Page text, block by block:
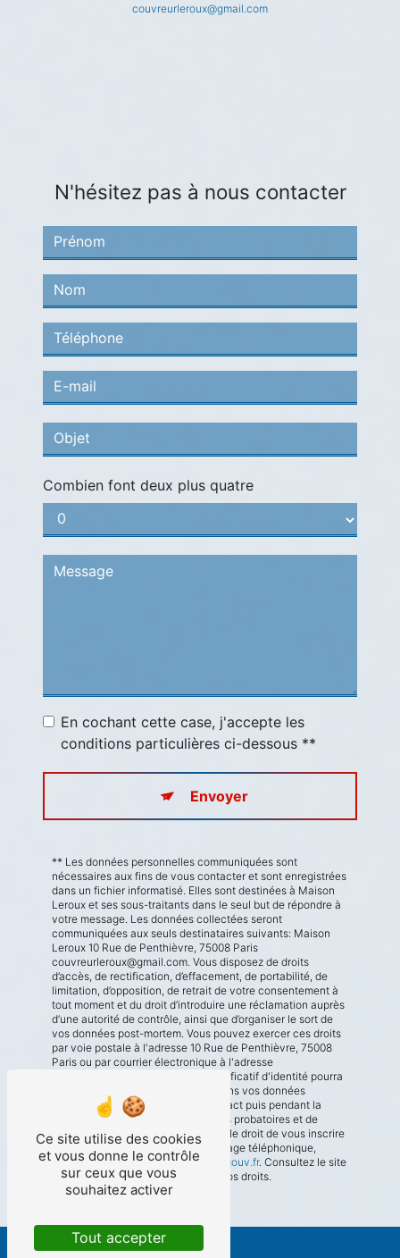
couvreurleroux@gmail.com
N'hésitez pas à nous contacter
Combien font deux plus quatre
En cochant cette case, j'accepte les
conditions particulières ci-dessous **
Envoyer
** Les données personnelles communiquées sont
nécessaires aux fins de vous contacter et sont enregistrées
dans un fichier informatisé. Elles sont destinées à Maison
Leroux et ses sous-traitants dans le seul but de répondre à
votre message. Les données collectées seront
communiquées aux seuls destinataires suivants: Maison
Leroux 10 Rue de Penthièvre, 75008 Paris
couvreurleroux@gmail.com. Vous disposez de droits
d’accès, de rectification, d’effacement, de portabilité, de
limitation, d’opposition, de retrait de votre consentement à
tout moment et du droit d’introduire une réclamation auprès
d’une autorité de contrôle, ainsi que d’organiser le sort de
vos données post-mortem. Vous pouvez exercer ces droits
par voie postale à l'adresse 10 Rue de Penthièvre, 75008
Paris ou par courrier électronique à l'adresse
couvreurleroux@gmail.com. Un justificatif d'identité pourra
vous être demandé. Nous conservons vos données
pendant la période de prise de contact puis pendant la
durée de prescription légale aux fins probatoires et de
gestion des contentieux. Vous avez le droit de vous inscrire
sur la liste d'opposition au démarchage téléphonique,
disponible à cette adresse:Bloctel.gouv.fr. Consultez le site
cnil.fr pour plus d’informations sur vos droits.
Ce site utilise des cookies
et vous donne le contrôle
sur ceux que vous
souhaitez activer
Tout accepter